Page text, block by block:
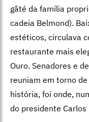
gâté da família
cadeia Belmond).
estéticos, circulava
restaurante mais
Ouro. Senadores e
reuniam em torno
história, foi onde,
do presidente Carlos